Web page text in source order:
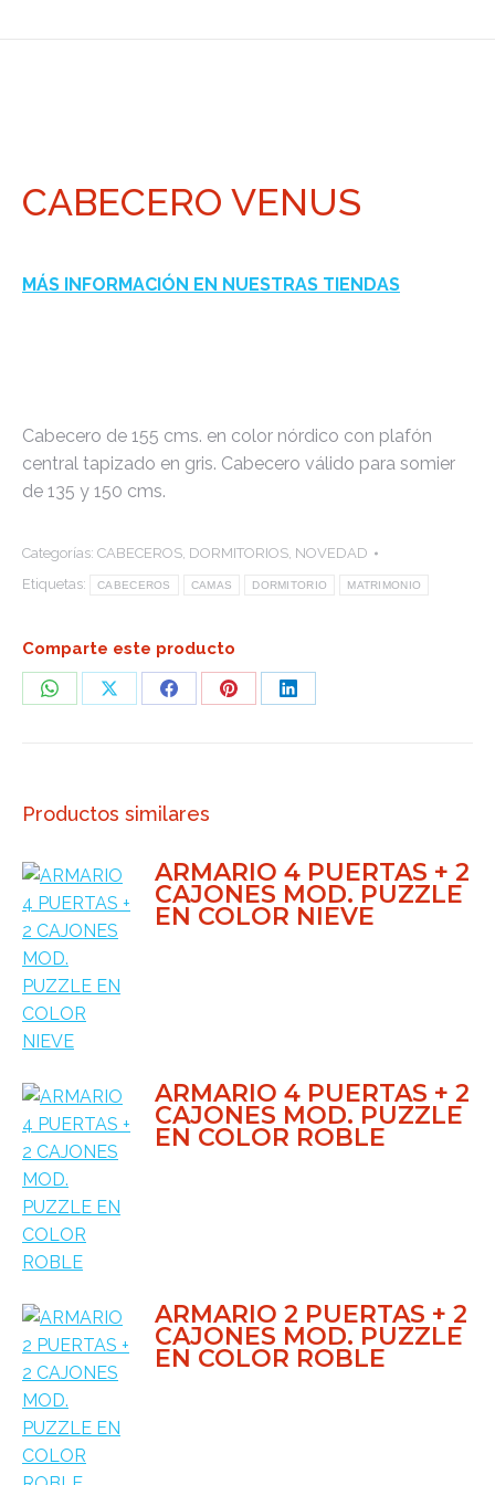
CABECERO VENUS
MÁS INFORMACIÓN EN NUESTRAS TIENDAS
Cabecero de 155 cms. en color nórdico con plafón
central tapizado en gris. Cabecero válido para somier
de 135 y 150 cms.
Categorías: CABECEROS, DORMITORIOS, NOVEDAD
Etiquetas:
CABECEROS CAMAS DORMITORIO MATRIMONIO
Comparte este producto
Share
Share
Share
Share
Share
Productos similares
ARMARIO 4 PUERTAS + 2
CAJONES MOD. PUZZLE
EN COLOR NIEVE
ARMARIO 4 PUERTAS + 2
CAJONES MOD. PUZZLE
EN COLOR ROBLE
ARMARIO 2 PUERTAS + 2
CAJONES MOD. PUZZLE
EN COLOR ROBLE